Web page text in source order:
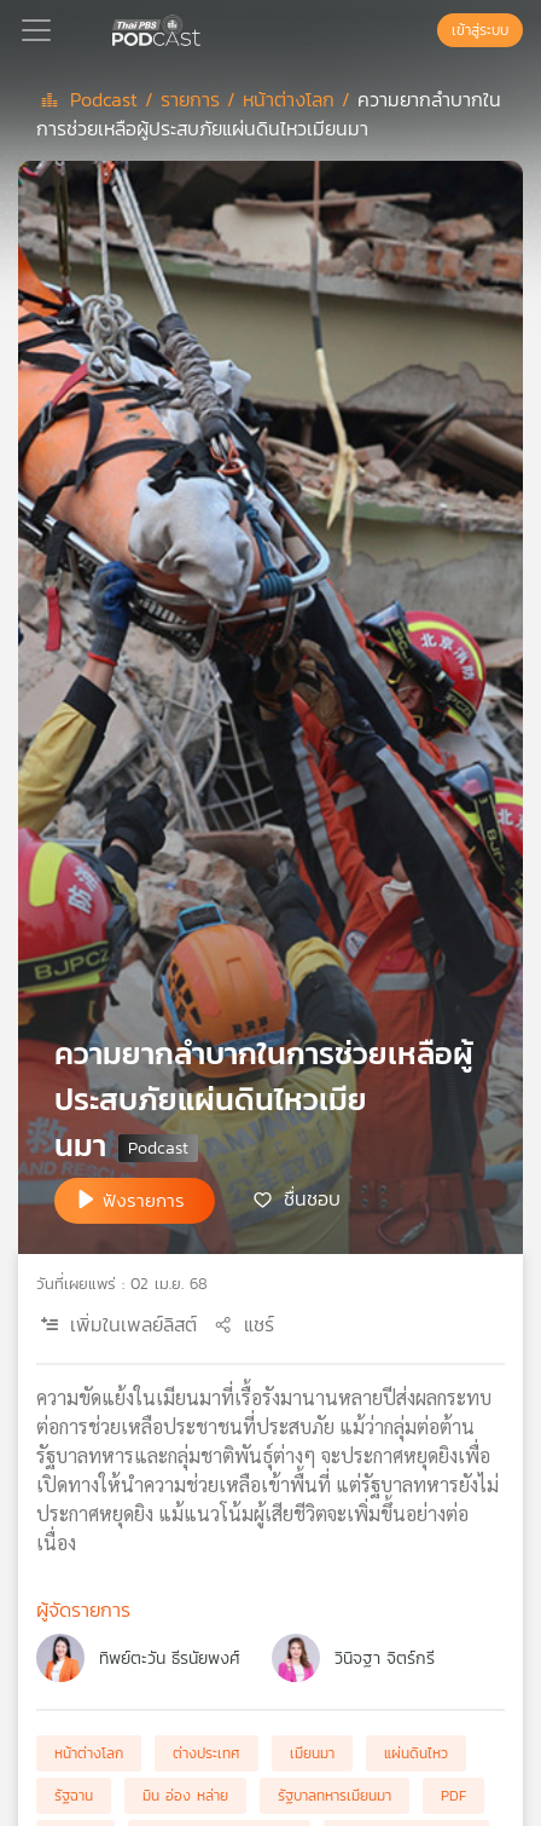
Podcast
เพล
ย์
ลิ
สต์
แนะนำ
เพล
ย์
ลิ
สต์
ของ
คุณ
เพลง
บทความ
ข่าว
และ
กิจกรรม
เกี่ยว
กับ
เรา
เครือ
ข่าย
วิทยุ
เอส
วิทยุ
เครือ
ข่าย
เข้าสู่ระบบ
Podcast / รายการ / หน้าต่างโลก / ความยากลำบากใน
การช่วยเหลือผู้ประสบภัยแผ่นดินไหวเมียนมา
ความยากลำบากในการช่วยเหลือผู้
ประสบภัยแผ่นดินไหวเมีย
นมา
ฟังรายการ ชื่นชอบ
วันที่เผยแพร่ : 02 เม.ย. 68
เพิ่มในเพลย์ลิสต์ แชร์
ความขัดแย้งในเมียนมาที่เรื้อรังมานานหลายปีส่งผลกระทบ
ต่อการช่วยเหลือประชาชนที่ประสบภัย แม้ว่ากลุ่มต่อต้าน
รัฐบาลทหารและกลุ่มชาติพันธุ์ต่างๆ จะประกาศหยุดยิงเพื่อ
เปิดทางให้นำความช่วยเหลือเข้าพื้นที่ แต่รัฐบาลทหารยังไม่
ประกาศหยุดยิง แม้แนวโน้มผู้เสียชีวิตจะเพิ่มขึ้นอย่างต่อ
เนื่อง
ผู้จัดรายการ
ทิพย์ตะวัน ธีรนัยพงศ์ วินิจฐา จิตร์กรี
หน้าต่างโลก ต่างประเทศ เมียนมา
แผ่นดินไหว
รัฐฉาน
มิน อ่อง หล่าย รัฐบาลทหารเมียนมา
PDF